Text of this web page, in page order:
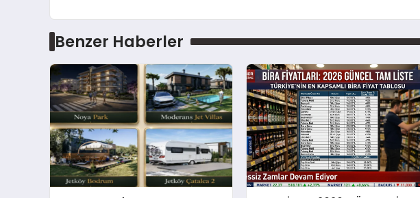
Benzer Haberler